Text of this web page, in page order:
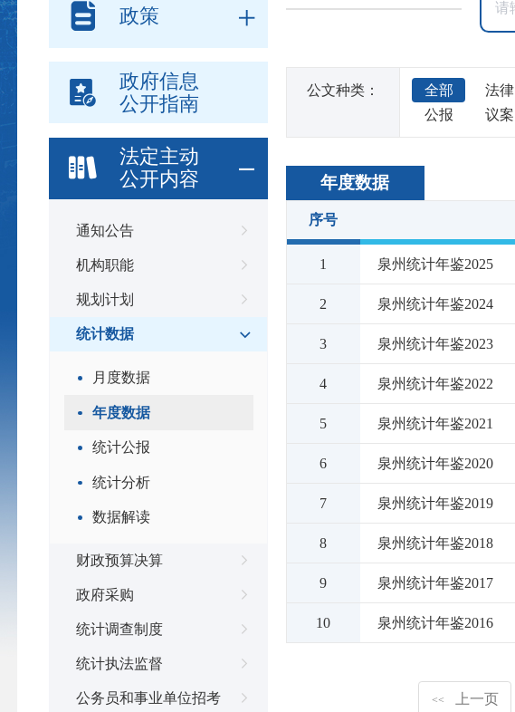
政策
政府信息
公开指南
法定主动
公开内容
通知公告
机构职能
规划计划
统计数据
月度数据
年度数据
统计公报
统计分析
数据解读
财政预算决算
政府采购
统计调查制度
统计执法监督
公务员和事业单位招考
公文种类： 全部 法律
公报
议案
年度数据
序号
1 泉州统计年鉴2025
2 泉州统计年鉴2024
3 泉州统计年鉴2023
4 泉州统计年鉴2022
5 泉州统计年鉴2021
6 泉州统计年鉴2020
7 泉州统计年鉴2019
8 泉州统计年鉴2018
9 泉州统计年鉴2017
10 泉州统计年鉴2016
<< 上一页